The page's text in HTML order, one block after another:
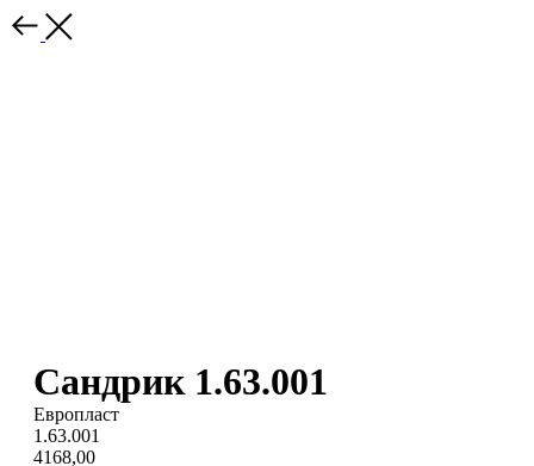
Сандрик 1.63.001
Европласт
1.63.001
4168,00